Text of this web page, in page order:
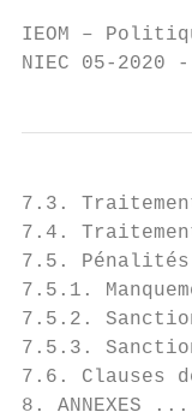
IEOM –
NIEC 05-
7.3.
7.4.
7.5.
7.5.1.
7.5.2.
7.5.3.
7.6.
8.